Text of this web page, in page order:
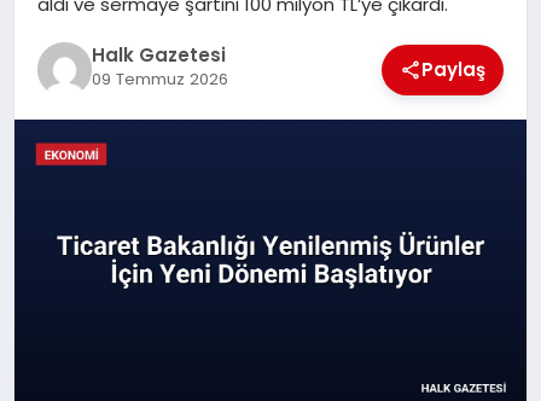
MAGAZIN
Halk Gazetesi
09 Temmuz 2026 Paylaş